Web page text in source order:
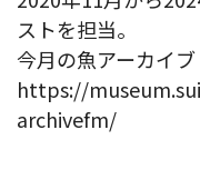
ストを担当。
今月の魚アーカイブ
https://
archivefm/